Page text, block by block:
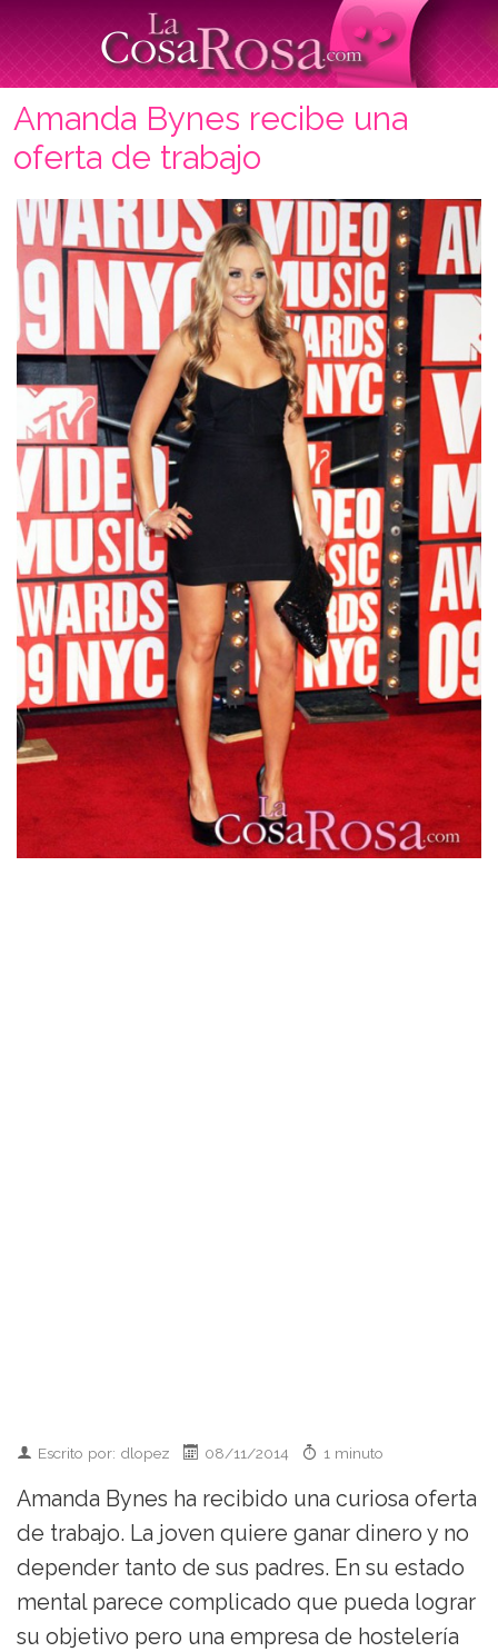
Amanda Bynes recibe una
oferta de trabajo
Escrito por: dlopez 08/11/2014 1 minuto
Amanda Bynes ha recibido una curiosa oferta
de trabajo. La joven quiere ganar dinero y no
depender tanto de sus padres. En su estado
mental parece complicado que pueda lograr
su objetivo pero una empresa de hostelería